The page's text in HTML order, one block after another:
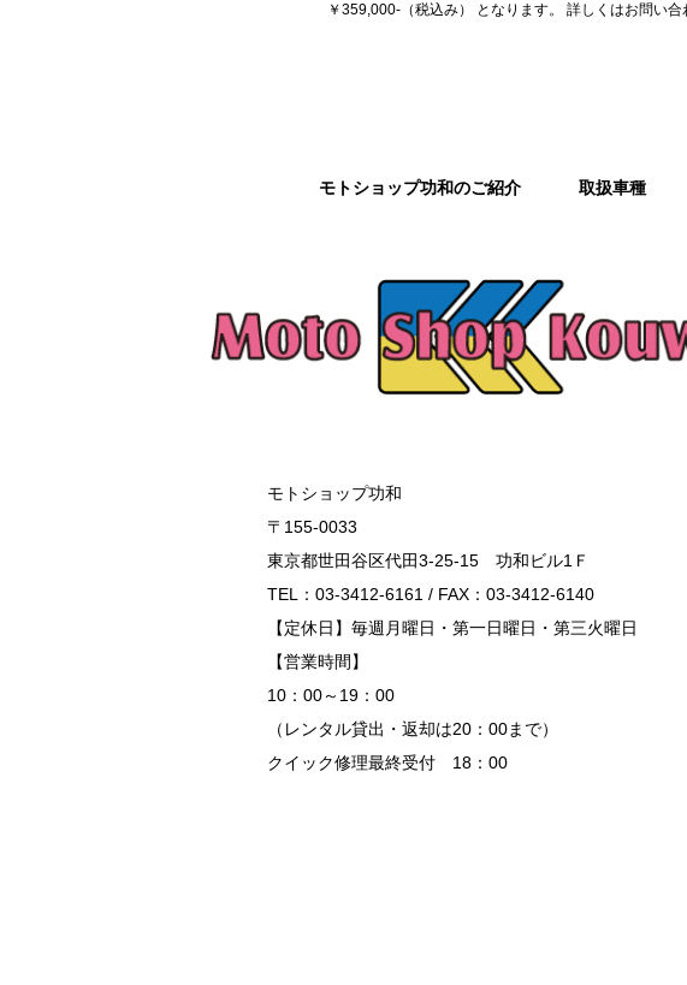
￥359,000-（税込み） となります。 詳しくはお問い合
モトショップ功和のご紹介 取扱車種
モトショップ功和
〒155-0033
東京都世田谷区代田3-25-15 功和ビル1Ｆ
TEL：03-3412-6161 / FAX：03-3412-6140
【定休日】毎週月曜日・第一日曜日・第三火曜日
【営業時間】
10：00～19：00
（レンタル貸出・返却は20：00まで）
クイック修理最終受付 18：00